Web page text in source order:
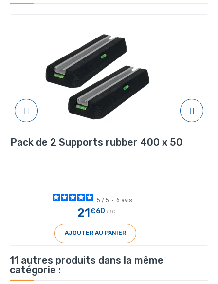
Pack de 2 Supports rubber 400 x 50
5 / 5 - 6 avis
21€60 TTC
AJOUTER AU PANIER
11 autres produits dans la même
catégorie :